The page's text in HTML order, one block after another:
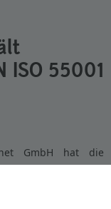
ISO 55001
GmbH hat die
55001 für ihr Asset
das Unternehmen